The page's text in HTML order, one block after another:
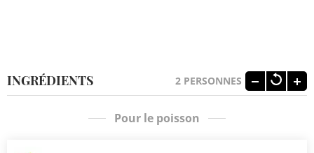
INGRÉDIENTS 2 PERSONNES
Pour le poisson